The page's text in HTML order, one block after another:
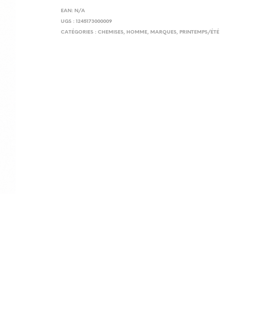
EAN: N/A
UGS : 1245173000009
CATÉGORIES : CHEMISES, HOMME, MARQUES, PRINTEMPS/ÉTÉ